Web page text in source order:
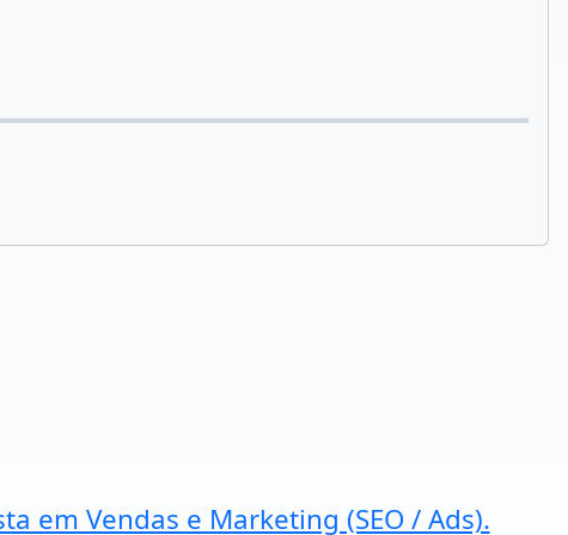
em Vendas e Marketing (SEO / Ads).